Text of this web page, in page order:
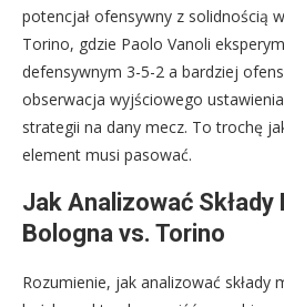
potencjał ofensywny z solidnością
Torino, gdzie Paolo Vanoli
defensywnym 3-5-2 a bardziej
obserwacja wyjściowego
strategii na dany mecz. To trochę
element musi pasować.
Jak Analizować
Bologna vs. Torino
Rozumienie, jak analizować